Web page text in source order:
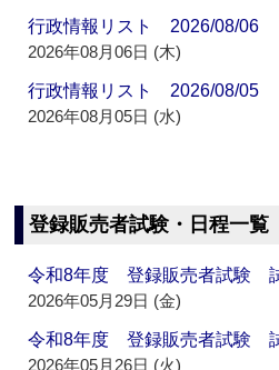
行政情報リスト 2026/08/06
2026年08月06日 (木)
行政情報リスト 2026/08/05
2026年08月05日 (水)
登録販売者試験・日程一覧
令和8年度 登録販売者試験
2026年05月29日 (金)
令和8年度 登録販売者試験
2026年05月26日 (火)